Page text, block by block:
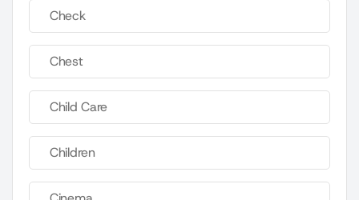
Check
Chest
Child Care
Children